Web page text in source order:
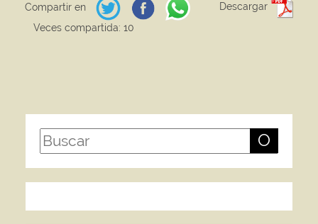
Compartir en
Descargar
Veces compartida: 10
O